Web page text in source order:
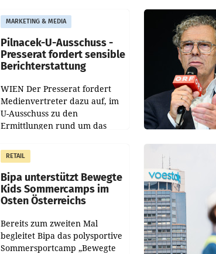
MARKETING & MEDIA
Pilnacek-U-Ausschuss -
Presserat fordert sensible
Berichterstattung
WIEN Der Presserat fordert
Medienvertreter dazu auf, im
U-Ausschuss zu den
Ermittlungen rund um das
im Justizministerium, Christian
Pilnacek, auf sensible
RETAIL
Bipa unterstützt Bewegte
Kids Sommercamps im
Osten Österreichs
Bereits zum zweiten Mal
begleitet Bipa das polysportive
Sommersportcamp „Bewegte